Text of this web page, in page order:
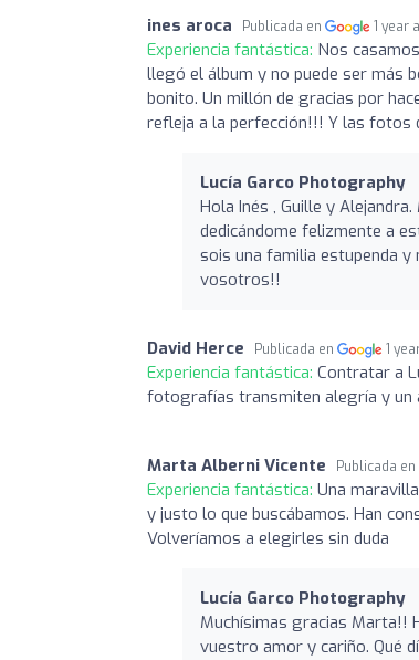
ines aroca Publicada en 1 year
Experiencia fantástica: Nos
llegó el álbum y no puede ser más
bonito. Un millón de gracias por
refleja a la perfección!!! Y las fotos
Lucía Garco Photography
Hola Inés , Guille y
dedicándome felizmente a
sois una familia estupenda
vosotros!!
David Herce Publicada en 1
Experiencia fantástica: Contratar a
fotografías transmiten alegría y un
Marta Alberni Vicente Publicada en
Experiencia fantástica: Una
y justo lo que buscábamos. Han
Volveríamos a elegirles sin duda
Lucía Garco Photography
Muchísimas gracias Marta!!
vuestro amor y cariño. Qué